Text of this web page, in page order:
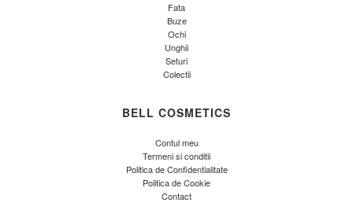
Fata
Buze
Ochi
Unghii
Seturi
Colectii
BELL COSMETICS
Contul meu
Termeni si conditii
Politica de Confidentialitate
Politica de Cookie
Contact